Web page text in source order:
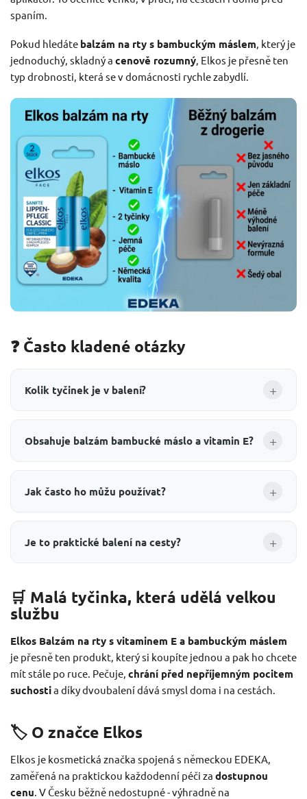
spaním.
Pokud hledáte balzám na rty s bambuckým máslem, který je
jednoduchý, skladný a cenově rozumný, Elkos je přesně ten
typ drobnosti, která se v domácnosti rychle zabydlí.
❓ Často kladené otázky
Kolik tyčinek je v balení? +
Obsahuje balzám bambucké máslo a vitamin E? +
Jak často ho můžu používat? +
Je to praktické balení na cesty? +
🛒 Malá tyčinka, která udělá velkou
službu
Elkos Balzám na rty s vitaminem E a bambuckým máslem
je přesně ten produkt, který si koupíte jednou a pak ho chcete
mít stále po ruce. Pečuje, chrání před nepříjemným pocitem
suchostia díky dvoubalení dává smysl doma i na cestách.
🏷️ O značce Elkos
Elkos je kosmetická značka spojená s německou EDEKA,
zaměřená na praktickou každodenní péči za dostupnou
cenu. V Česku běžně nedostupné - výhradně na